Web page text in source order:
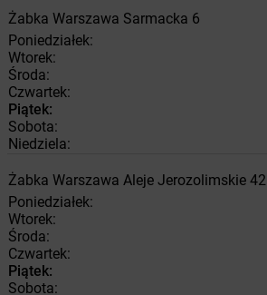
Żabka Warszawa Sarmacka 6
Poniedziałek:
Wtorek:
Środa:
Czwartek:
Piątek:
Sobota:
Niedziela:
Żabka Warszawa Aleje Jerozolimskie 42
Poniedziałek:
Wtorek:
Środa:
Czwartek:
Piątek:
Sobota: